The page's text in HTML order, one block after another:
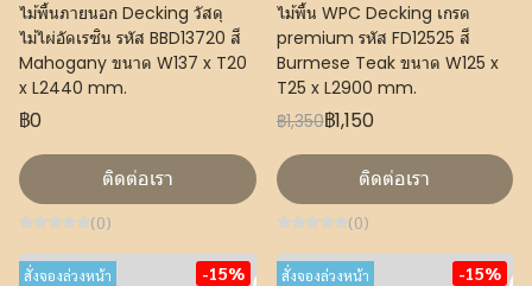
ไม้พื้นภายนอก Decking วัสดุ
ไม้ไผ่อัดเรซิน รหัส BBD13720 สี
Mahogany ขนาด W137 x T20
x L2440 mm.
฿0
ติดต่อเรา
(0)
ไม้พื้น WPC Decking เกรด
premium รหัส FD12525 สี
Burmese Teak ขนาด W125 x
T25 x L2900 mm.
฿1,350฿1,150
ติดต่อเรา
(0)
สั่งจองล่วงหน้า -15% สั่งจองล่วงหน้า -15%